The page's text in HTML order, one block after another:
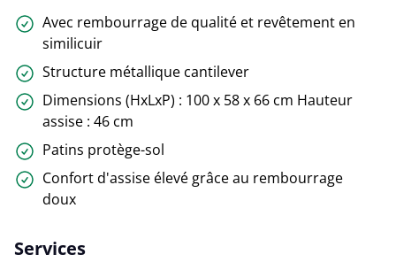
Avec rembourrage de qualité et revêtement en
similicuir
Structure métallique cantilever
Dimensions (HxLxP) : 100 x 58 x 66 cm Hauteur
assise : 46 cm
Patins protège-sol
Confort d'assise élevé grâce au rembourrage
doux
Services